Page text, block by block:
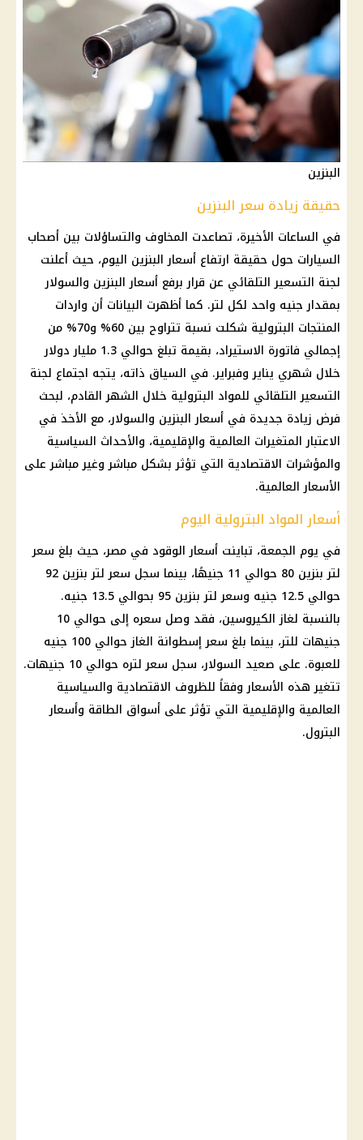
البنزين
حقيقة زيادة سعر البنزين
في الساعات الأخيرة، تصاعدت المخاوف والتساؤلات بين أصحاب
السيارات حول حقيقة ارتفاع أسعار البنزين اليوم، حيث أعلنت
لجنة التسعير التلقائي عن قراربرفعأسعار البنزين والسولار
بمقدار جنيه واحد لكل لتر. كما أظهرت البيانات أن واردات
المنتجات البترولية
شكلت نسبة تتراوح بين 60% و70% من
إجمالي فاتورة الاستيراد، بقيمة تبلغ حوالي 1.3 مليار
دولار
خلال شهري يناير وفبراير. في السياق ذاته، يتجه اجتماع لجنة
التسعير التلقائي للمواد البترولية خلال الشهر القادم، لبحث
فرض زيادة جديدة في أسعار البنزين والسولار، مع الأخذ في
الاعتبار المتغيرات العالمية والإقليمية، والأحداث السياسية
والمؤشرات الاقتصادية التي تؤثر بشكل مباشر وغير مباشر على
الأسعارالعالمية.
أسعار المواد البترولية اليوم
في يوم الجمعة، تباينت أسعار الوقود في مصر، حيث بلغ سعر
لتر بنزين
سعر لتر بنزين 92
حوالي 12.5 جنيه وسعر لتر
بنزين 95
بحوالي 13.5 جنيه.
بالنسبة لغاز الكيروسين، فقد وصل سعره إلى حوالي 10
جنيهات للتر، بينما بلغ سعر إسطوانة الغاز
حوالي 100 جنيه
للعبوة. على صعيد السولار
، سجل سعر لتره حوالي 10 جنيهات.
تتغير هذه الأسعاروفقاً للظروف الاقتصادية والسياسية
العالمية والإقليمية التي تؤثر على أسواق الطاقة وأسعار
البترول.